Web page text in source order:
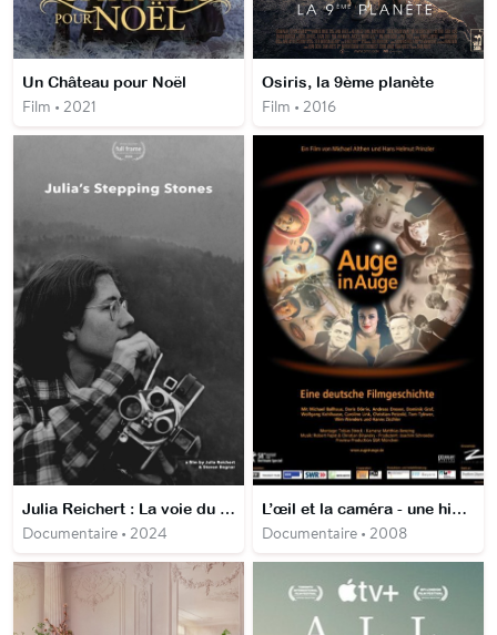
Un Château pour Noël
Film • 2021
Osiris, la 9ème planète
Film • 2016
Julia Reichert : La voie du documentaire
Documentaire • 2024
L’œil et la caméra - une histoire du cinéma allemand
Documentaire • 2008